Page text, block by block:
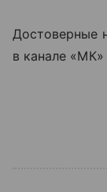
Достоверные
в канале «МК»